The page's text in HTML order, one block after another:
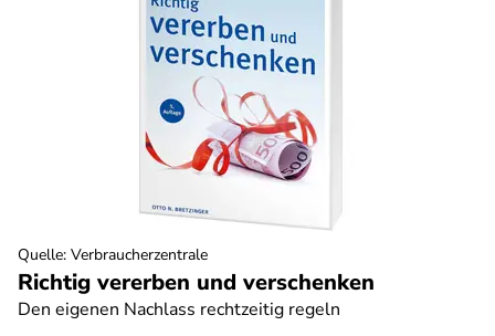
Richtig vererben und verschenken
Den eigenen Nachlass rechtzeitig regeln
Quelle: Verbraucherzentrale